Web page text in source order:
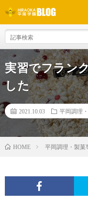
実習でフラン
した
2021.10.03 平岡調理
HOME 平岡調理・製菓